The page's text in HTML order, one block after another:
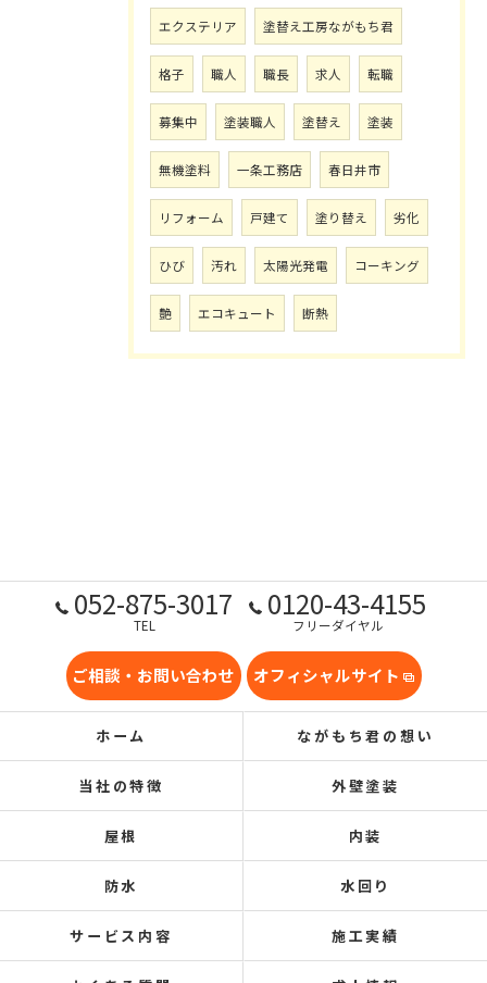
エクステリア 塗替え工房ながもち君
格子 職人 職長 求人 転職
募集中 塗装職人 塗替え 塗装
無機塗料 一条工務店 春日井市
リフォーム 戸建て 塗り替え 劣化
ひび 汚れ 太陽光発電 コーキング
艶 エコキュート 断熱
052-875-3017
TEL
0120-43-4155
フリーダイヤル
ご相談・お問い合わせ オフィシャルサイト
ホーム ながもち君の想い
当社の特徴 外壁塗装
屋根 内装
防水 水回り
サービス内容 施工実績